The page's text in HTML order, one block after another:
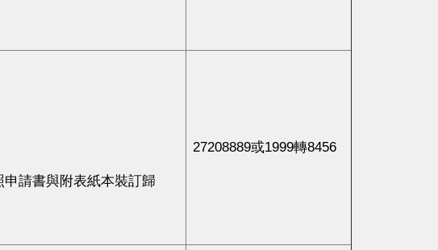
請書與附表紙本裝訂歸
27208889或1999轉8456